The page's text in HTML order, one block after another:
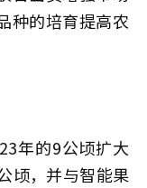
种的培育提高农
年的9公顷扩大
顷，并与智能果